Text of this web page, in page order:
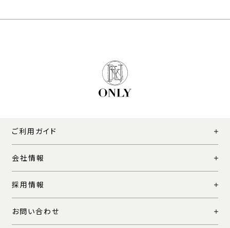
ご利用ガイド
会社情報
採用情報
お問い合わせ